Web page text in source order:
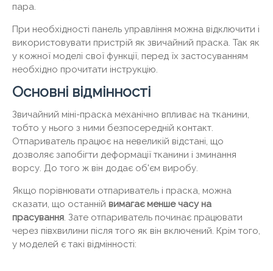
пара.
При необхідності панель управління можна відключити і
використовувати пристрій як звичайний праска. Так як
у кожної моделі свої функції, перед їх застосуванням
необхідно прочитати інструкцію.
Основні відмінності
Звичайний міні-праска механічно впливає на тканини,
тобто у нього з ними безпосередній контакт.
Отпариватель працює на невеликій відстані, що
дозволяє запобігти деформації тканини і зминання
ворсу. До того ж він додає об'єм виробу.
Якщо порівнювати отпариватель і праска, можна
сказати, що останній вимагає менше часу на
прасування. Зате отпариватель починає працювати
через півхвилини після того як він включений. Крім того,
у моделей є такі відмінності: